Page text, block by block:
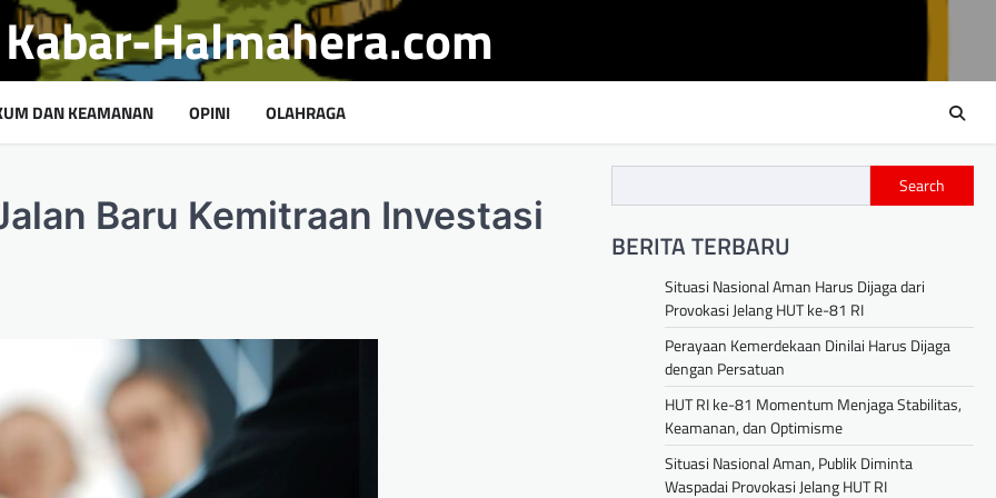
Kabar-Halmahera.com
DAN KEAMANAN OPINI OLAHRAGA
Baru Kemitraan Investasi
Search
BERITA TERBARU
Situasi Nasional Aman Harus Dijaga dari
Provokasi Jelang HUT ke-81 RI
Perayaan Kemerdekaan Dinilai Harus Dijaga
dengan Persatuan
HUT RI ke-81 Momentum Menjaga Stabilitas,
Keamanan, dan Optimisme
Situasi Nasional Aman, Publik Diminta
Waspadai Provokasi Jelang HUT RI